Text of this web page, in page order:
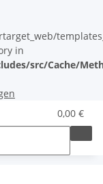
in
src/Cache/
0,00 €